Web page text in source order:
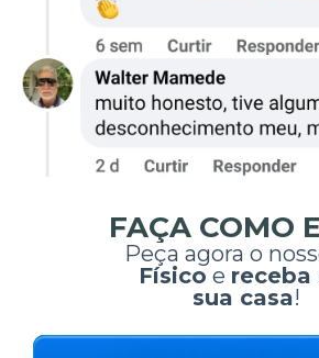
FAÇA COMO
Peça agora o
Físico e receba
sua casa!